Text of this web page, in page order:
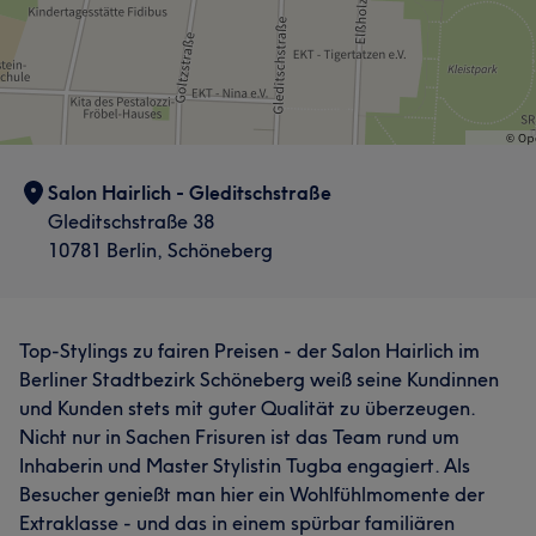
Salon Hairlich - Gleditschstraße
Gleditschstraße 38
10781 Berlin, Schöneberg
Top-Stylings zu fairen Preisen - der Salon Hairlich im
Berliner Stadtbezirk Schöneberg weiß seine Kundinnen
und Kunden stets mit guter Qualität zu überzeugen.
Nicht nur in Sachen Frisuren ist das Team rund um
Inhaberin und Master Stylistin Tugba engagiert. Als
Besucher genießt man hier ein Wohlfühlmomente der
Extraklasse - und das in einem spürbar familiären